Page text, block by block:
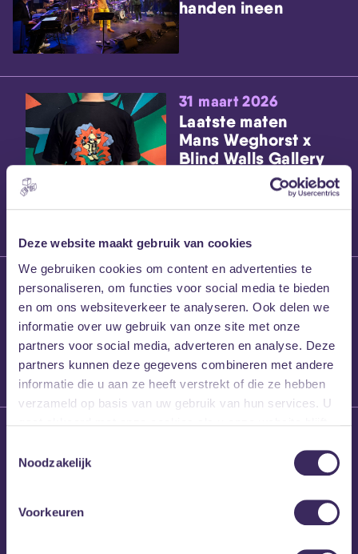
Deze website maakt gebruik van cookies
We gebruiken cookies om content en advertenties te
personaliseren, om functies voor social media te bieden
en om ons websiteverkeer te analyseren. Ook delen we
informatie over uw gebruik van onze site met onze
partners voor social media, adverteren en analyse. Deze
partners kunnen deze gegevens combineren met andere
informatie die u aan ze heeft verstrekt of die ze hebben
verzameld op basis van uw gebruik van hun services. U
Noodzakelijk
Voorkeuren
handen ineen
31 maart 2026
Laatste maten
Mans Weghorst x
Blind Walls Gallery
x MEZZ shirts
27 maart 2026
Willem’s Blog:
Frans Kalf
Willem’s Blog: High